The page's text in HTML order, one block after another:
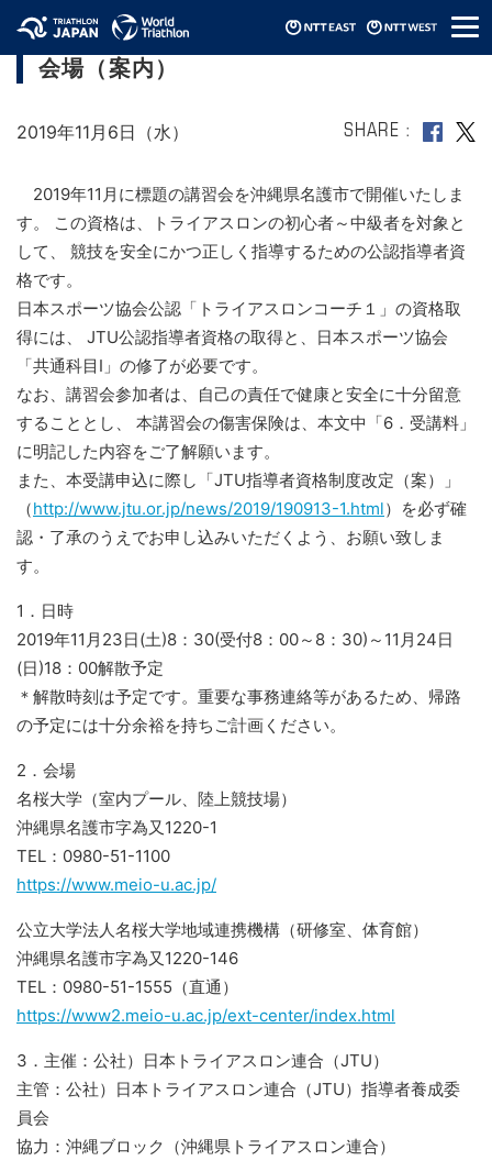
メ
ニ
JTU公認＜初級＞指導者養成講習会・沖縄
会場（案内）
2019年11月6日（水） SHARE
2019年11月に標題の講習会を沖縄県名護市で開催いたしま
す。 この資格は、トライアスロンの初心者～中級者を対象と
して、 競技を安全にかつ正しく指導するための公認指導者資
格です。
日本スポーツ協会公認「トライアスロンコーチ１」の資格取
得には、 JTU公認指導者資格の取得と、日本スポーツ協会
「共通科目Ⅰ」の修了が必要です。
なお、講習会参加者は、自己の責任で健康と安全に十分留意
することとし、 本講習会の傷害保険は、本文中「6．受講料」
に明記した内容をご了解願います。
また、本受講申込に際し「JTU指導者資格制度改定（案）」
（http://www.jtu.or.jp/news/2019/190913-1.html）を必ず確
認・了承のうえでお申し込みいただくよう、お願い致しま
す。
1．日時
2019年11月23日(土)8：30(受付8：00～8：30)～11月24日
(日)18：00解散予定
＊解散時刻は予定です。重要な事務連絡等があるため、帰路
の予定には十分余裕を持ちご計画ください。
2．会場
名桜大学（室内プール、陸上競技場）
沖縄県名護市字為又1220-1
TEL：0980-51-1100
https://www.meio-u.ac.jp/
公立大学法人名桜大学地域連携機構（研修室、体育館）
沖縄県名護市字為又1220-146
TEL：0980-51-1555（直通）
https://www2.meio-u.ac.jp/ext-center/index.html
3．主催：公社）日本トライアスロン連合（JTU）
主管：公社）日本トライアスロン連合（JTU）指導者養成委
員会
協力：沖縄ブロック（沖縄県トライアスロン連合）